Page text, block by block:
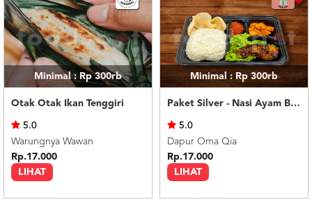
Minimal : Rp 300rb
Otak Otak Ikan Tenggiri
LIHAT
5.0
Warungnya Wawan
Rp.17.000
Minimal : Rp 300rb
Paket Silver - Nasi Ayam Bakar
LIHAT
5.0
Dapur Oma Qia
Rp.17.000